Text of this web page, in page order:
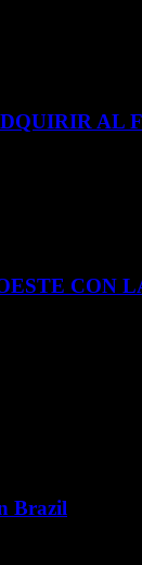
CON
Brazil